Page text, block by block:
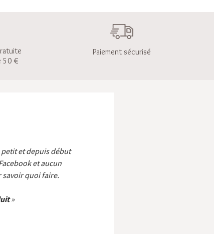
50 €
Paiement sécurisé
et depuis début
et aucun
quoi faire.